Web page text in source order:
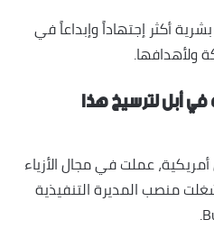
أكثر إجتهاداً وإبداعاً في
ولأهدافها.
أبل لترسيخ هذا
عملت في مجال الأزياء
منصب المديرة التنفيذية